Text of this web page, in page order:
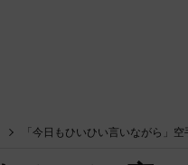
「今日もひいひい言いながら」